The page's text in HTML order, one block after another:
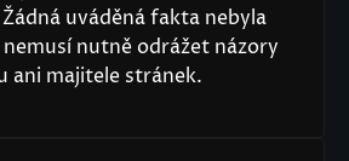
uváděná fakta nebyla
nutně odrážet názory
ani majitele stránek.